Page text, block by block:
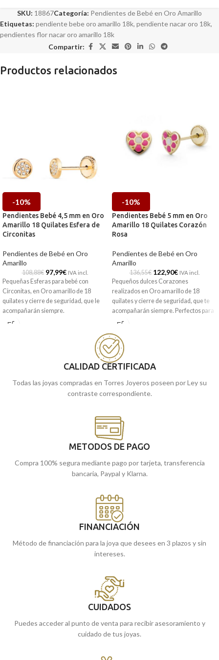
SKU: 18867Categoría: Pendientes de Bebé en Oro Amarillo
Etiquetas: pendiente bebe oro amarillo 18k, pendiente nacar oro 18k,
pendientes flor nacar oro amarillo 18k
Compartir:
Productos relacionados
-10%
Pendientes Bebé 4,5 mm en Oro
Amarillo 18 Quilates Esfera de
Circonitas
Pendientes de Bebé en Oro
Amarillo
108,88€ 97,99€ IVA incl.
Pequeñas Esferas para bebé con
Circonitas, en Oro amarillo de 18
quilates y cierre de seguridad, que le
acompañarán siempre.
-10%
Pendientes Bebé 5 mm en Oro
Amarillo 18 Quilates Corazón
Rosa
Pendientes de Bebé en Oro
Amarillo
136,55€ 122,90€ IVA incl.
Pequeños dulces Corazones
realizados en Oro amarillo de 18
quilates y cierre de seguridad, que te
acompañarán siempre. Perfectos para
regalar a bebés.
CALIDAD CERTIFICADA
Todas las joyas compradas en Torres Joyeros poseen por Ley su
contraste correspondiente.
METODOS DE PAGO
Compra 100% segura mediante pago por tarjeta, transferencia
bancaria, Paypal y Klarna.
FINANCIACIÓN
Método de financiación para la joya que desees en 3 plazos y sin
intereses.
CUIDADOS
Puedes acceder al punto de venta para recibir asesoramiento y
cuidado de tus joyas.